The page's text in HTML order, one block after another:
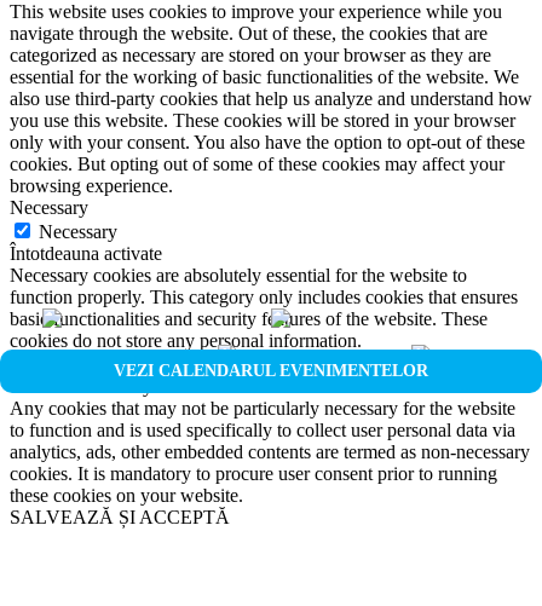
VEZI CALENDARUL EVENIMENTELOR
This website uses cookies to improve your experience while you
navigate through the website. Out of these, the cookies that are
categorized as necessary are stored on your browser as they are
essential for the working of basic functionalities of the website. We
also use third-party cookies that help us analyze and understand how
you use this website. These cookies will be stored in your browser
only with your consent. You also have the option to opt-out of these
cookies. But opting out of some of these cookies may affect your
browsing experience.
Necessary
Necessary
Întotdeauna activate
Necessary cookies are absolutely essential for the website to
function properly. This category only includes cookies that ensures
basic functionalities and security features of the website. These
cookies do not store any personal information.
Non-necessary
Any cookies that may not be particularly necessary for the website
to function and is used specifically to collect user personal data via
analytics, ads, other embedded contents are termed as non-necessary
cookies. It is mandatory to procure user consent prior to running
these cookies on your website.
SALVEAZĂ ȘI ACCEPTĂ